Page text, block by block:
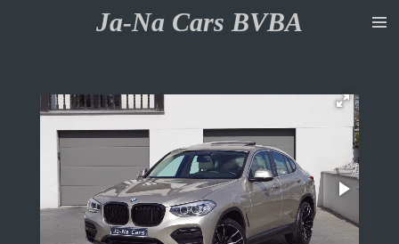
hoofdinhoud
Ja-Na Cars BVBA